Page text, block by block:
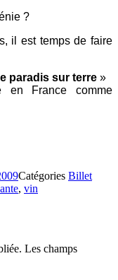
?
il est temps de faire
paradis sur terre »
en France comme
Catégories Billet
, vin
Les champs